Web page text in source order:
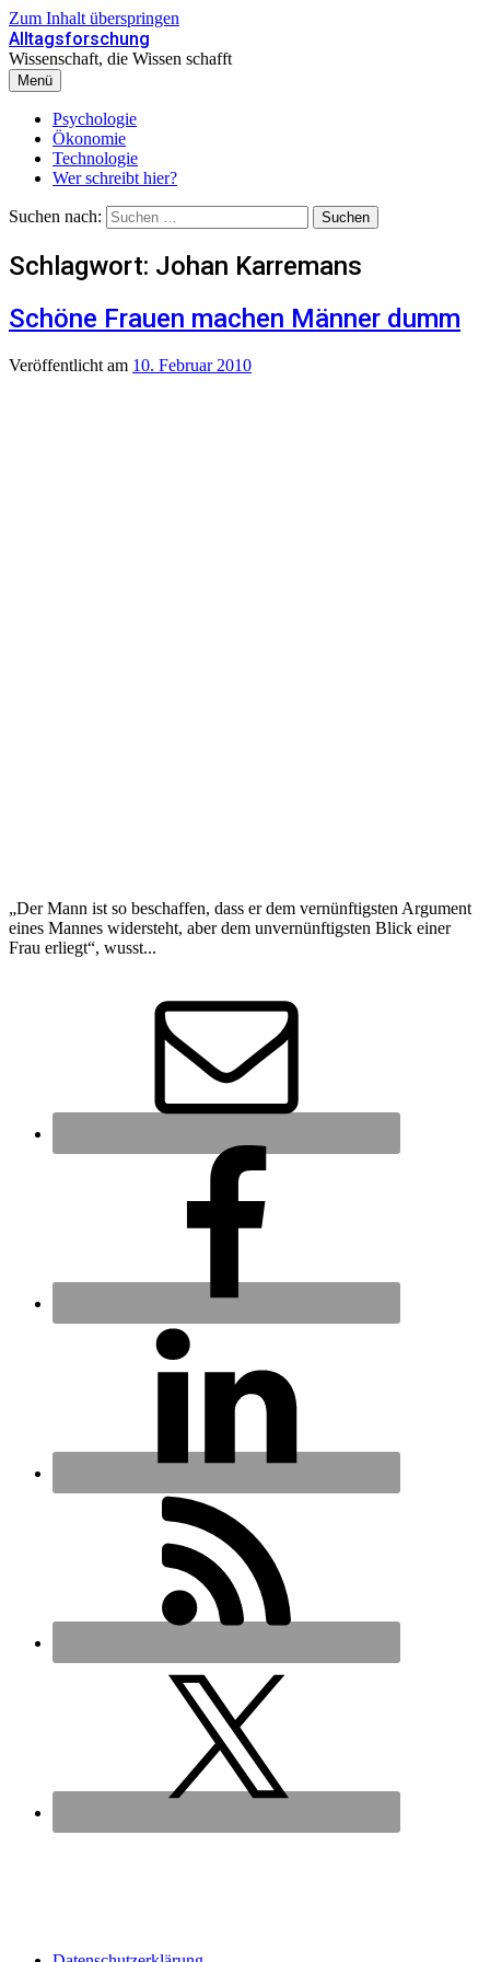
Zum Inhalt überspringen
Alltagsforschung
Wissenschaft, die Wissen schafft
Menü
Psychologie
Ökonomie
Technologie
Wer schreibt hier?
Suchen nach:
Schlagwort: Johan Karremans
Schöne Frauen machen Männer dumm
Veröffentlicht am 10. Februar 2010
„Der Mann ist so beschaffen, dass er dem vernünftigsten Argument
eines Mannes widersteht, aber dem unvernünftigsten Blick einer
Frau erliegt“, wusst...